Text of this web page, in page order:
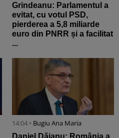
Grindeanu: Parlamentul a
evitat, cu votul PSD,
pierderea a 5,8 miliarde
euro din PNRR și a facilitat
...
14:04 • Bugiu ⁠Ana Maria